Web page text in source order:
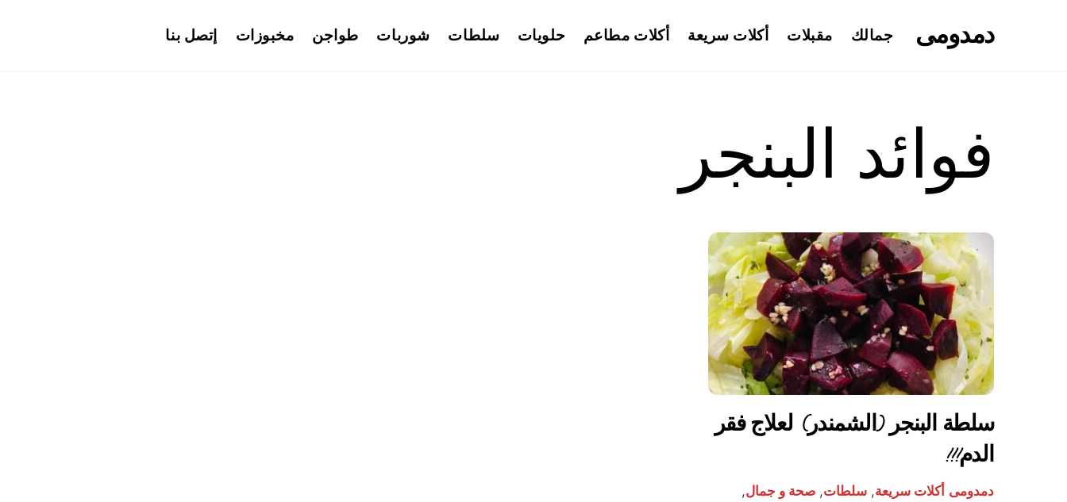
دمدومى جمالك مقبلات أكلات سريعة أكلات مطاعم حلويات سلطات شوربات طواجن مخبوزات إتصل بنا
فوائد البنجر
سلطة البنجر (الشمندر) لعلاج فقر
الدم!!!
دمدومى أكلات سريعة, سلطات, صحة و جمال,